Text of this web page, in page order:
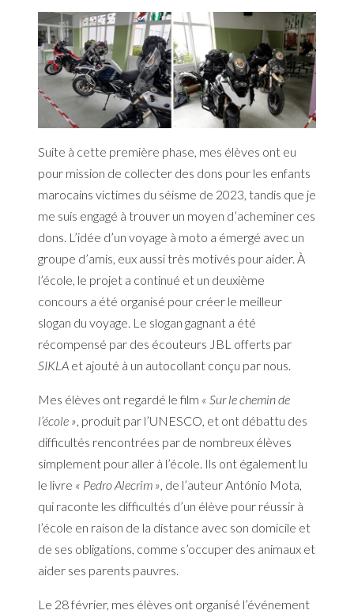
Suite à cette première phase, mes élèves ont eu
pour mission de collecter des dons pour les enfants
marocains victimes du séisme de 2023, tandis que je
me suis engagé à trouver un moyen d’acheminer ces
dons. L’idée d’un voyage à moto a émergé avec un
groupe d’amis, eux aussi très motivés pour aider. À
l’école, le projet a continué et un deuxième
concours a été organisé pour créer le meilleur
slogan du voyage. Le slogan gagnant a été
récompensé par des écouteurs JBL offerts par
SIKLA et ajouté à un autocollant conçu par nous.
Mes élèves ont regardé le film « Sur le chemin de
l’école » , produit par l’UNESCO, et ont débattu des
difficultés rencontrées par de nombreux élèves
simplement pour aller à l’école. Ils ont également lu
le livre « Pedro Alecrim » , de l’auteur António Mota,
qui raconte les difficultés d’un élève pour réussir à
l’école en raison de la distance avec son domicile et
de ses obligations, comme s’occuper des animaux et
aider ses parents pauvres.
Le 28 février, mes élèves ont organisé l’événement